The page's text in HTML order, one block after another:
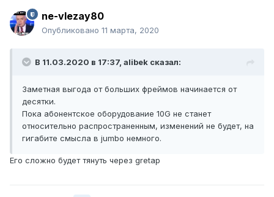
ne-vlezay80
Опубликовано 11 марта, 2020
В 11.03.2020 в 17:37, alibek сказал:
Заметная выгода от больших фреймов начинается от
десятки.
Пока абонентское оборудование 10G не станет
относительно распространенным, изменений не будет, на
гигабите смысла в jumbo немного.
Его сложно будет тянуть через gretap